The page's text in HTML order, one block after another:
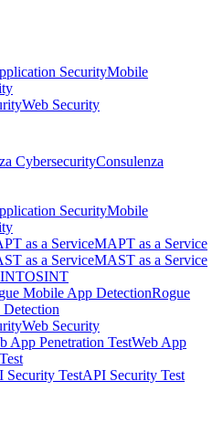
Mobile
Web Security
Consulenza
Mobile
MAPT as a Service
MAST as a Service
OSINT
Rogue
Web Security
Web App
API Security Test